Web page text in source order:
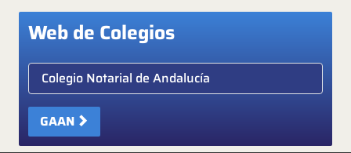
Web de Colegios
Elige colegio notarial
GAAN